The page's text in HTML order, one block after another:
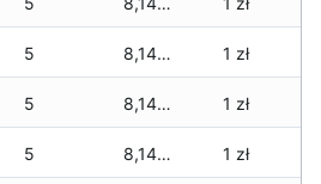
5 8,147 zł 1 zł
5 8,147 zł 1 zł
5 8,147 zł 1 zł